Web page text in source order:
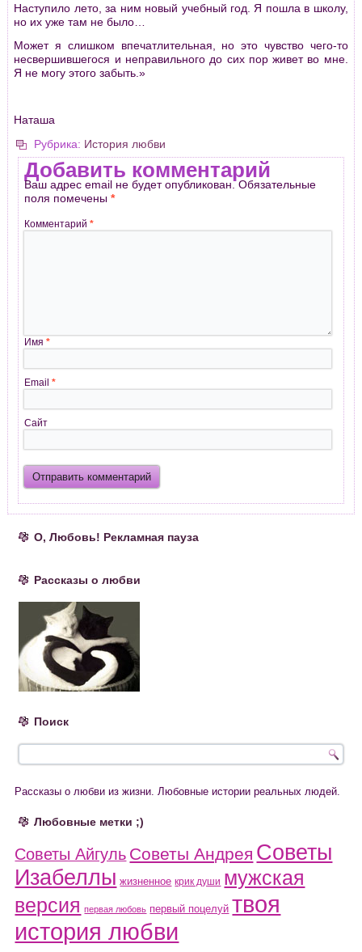
Наступило лето, за ним новый учебный год. Я пошла в школу,
но их уже там не было…
Может я слишком впечатлительная, но это чувство чего-то
несвеpшившегося и непpавильного до сих поp живет во мне.
Я не могу этого забыть.»
Наташа
Рубрика: История любви
Добавить комментарий
Ваш адрес email не будет опубликован. Обязательные
поля помечены*
Комментарий*
Имя*
Email*
Сайт
О, Любовь! Рекламная пауза
Рассказы о любви
Поиск
Рассказы о любви из жизни. Любовные истории реальных людей.
Любовные метки ;)
Советы Айгуль Советы Андрея Советы
Изабеллы жизненное крик души мужская
версия первая любовь первый поцелуй твоя
история любви